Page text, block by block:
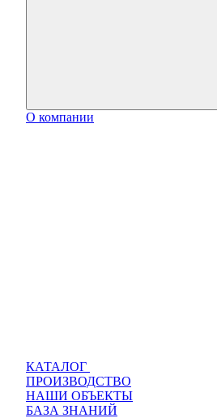
О компании
КАТАЛОГ
ПРОИЗВОДСТВО
НАШИ ОБЪЕКТЫ
БАЗА ЗНАНИЙ